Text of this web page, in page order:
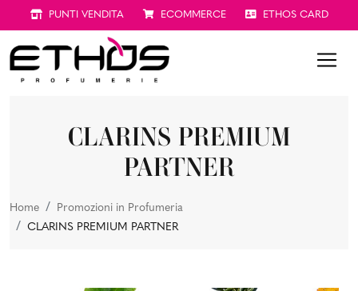
PUNTI VENDITA ECOMMERCE ETHOS CARD
CLARINS PREMIUM
PARTNER
Home
Promozioni in Profumeria
CLARINS PREMIUM PARTNER